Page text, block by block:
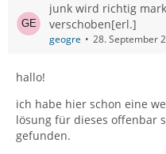
junk wird richtig
verschoben[erl.]
geogre 28. September
hallo!
ich habe hier schon eine
lösung für dieses offenbar
gefunden.